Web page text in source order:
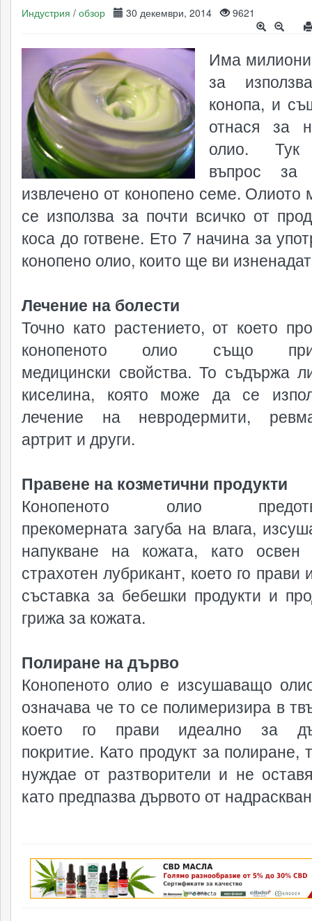
Индустрия / обзор 30 декември, 2014 9621
Има
за
конопа, и
отнася за
олио. Тук
въпрос за
извлечено от конопено семе. Олиото
се използва за почти всичко от
коса до готвене. Ето 7 начина за
конопено олио, които ще ви
Лечение на болести
Точно като растението, от което
конопеното олио също
медицински свойства. То съдържа
киселина, която може да се
лечение на невродермити,
артрит и други.
Правене на козметични продукти
Конопеното олио
прекомерната загуба на влага,
напукване на кожата, като
страхотен лубрикант, което го прави
съставка за бебешки продукти и
грижа за кожата.
Полиране на дърво
Конопеното олио е изсушаващо
означава че то се полимеризира в
което го прави идеално за
покритие. Като продукт за полиране,
нуждае от разтворители и не
като предпазва дървото от
реклама